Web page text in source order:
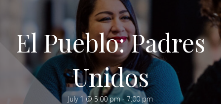
El Pueblo: Padres
Unidos
July 1 @ 5:00 pm- 7:00 pm